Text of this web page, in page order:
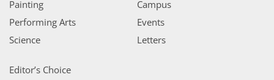
Painting
Performing Arts
Science
Campus
Events
Letters
Editor’s Choice